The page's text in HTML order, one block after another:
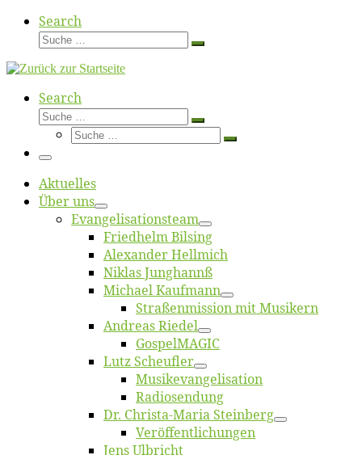
Search
Suche
Suche
Search
Suche
Suche
Suche
Suche
Menü
Ak­tu­el­les
Über uns
Evangelisa­tions­team
Fried­helm Bilsing
Alex­an­der Hellmich
Ni­klas Junghannß
Mi­cha­el Kaufmann
Straßenmis­sion mit Musikern
An­dre­as Riedel
Gos­pel­MA­GIC
Lutz Scheuf­ler
Musikevan­ge­li­sa­tion
Ra­dio­sen­dung
Dr. Chris­­ta-Ma­ria Steinberg
Ver­öf­fent­li­chun­gen
Jens Ulb­richt